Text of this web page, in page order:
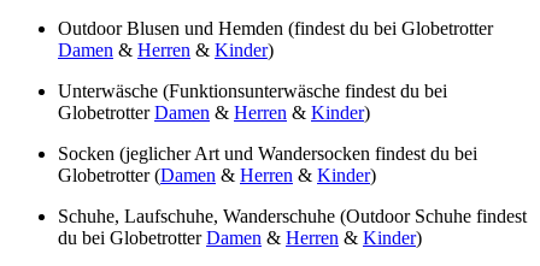
Outdoor Blusen und Hemden (findest du bei Globetrotter
Damen & Herren & Kinder)
Unterwäsche (Funktionsunterwäsche findest du bei
GlobetrotterDamen & Herren & Kinder)
Socken (jeglicher Art und Wandersocken findest du bei
Globetrotter (Damen & Herren & Kinder)
Schuhe, Laufschuhe, Wanderschuhe (Outdoor Schuhe findest
du bei GlobetrotterDamen & Herren & Kinder)